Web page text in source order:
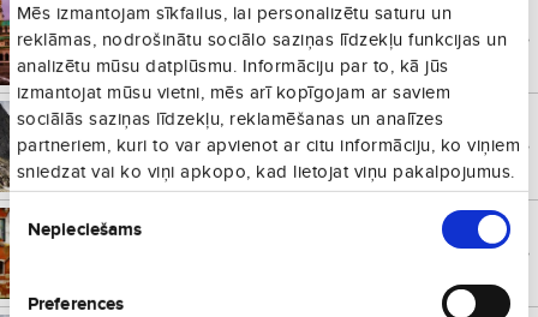
Mēs izmantojam sīkfailus, lai personalizētu saturu un
reklāmas, nodrošinātu sociālo saziņas līdzekļu funkcijas un
analizētu mūsu datplūsmu. Informāciju par to, kā jūs
izmantojat mūsu vietni, mēs arī kopīgojam ar saviem
sociālās saziņas līdzekļu, reklamēšanas un analīzes
partneriem, kuri to var apvienot ar citu informāciju, ko viņiem
sniedzat vai ko viņi apkopo, kad lietojat viņu pakalpojumus.
Piekrišanas
izvēleNepieciešams
Preferences
Sofija Bulgārija no
Vienā virzienā
Spānija no € 76
Vienā virzienā
no €82